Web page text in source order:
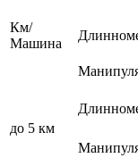
Км/
Машина
до 5 км